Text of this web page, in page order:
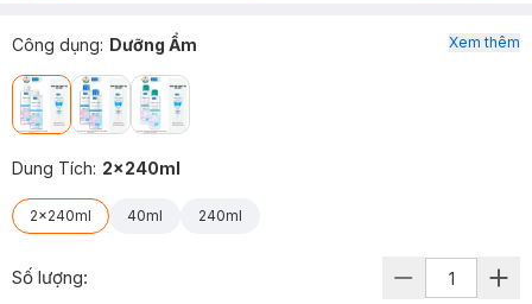
Công dụng: Dưỡng Ẩm
Dung Tích: 2x240ml
2x240ml 40ml 240ml
Xem thêm
Số lượng: